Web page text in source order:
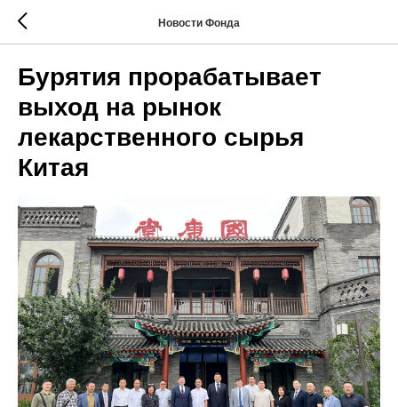
Новости Фонда
Бурятия прорабатывает
выход на рынок
лекарственного сырья
Китая